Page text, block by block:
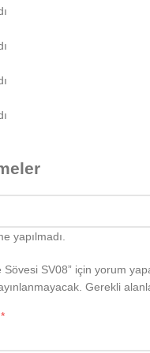
yapılmadı.
Sövesi SV08” için yorum
Gerekli
*